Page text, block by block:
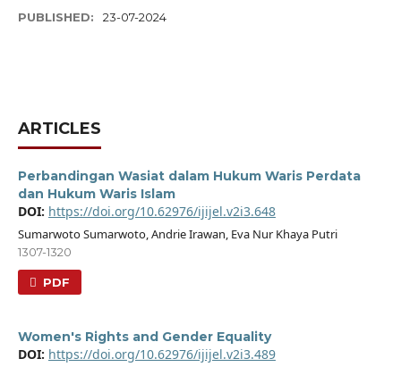
PUBLISHED: 23-07-2024
ARTICLES
Perbandingan Wasiat dalam Hukum Waris Perdata
dan Hukum Waris Islam
DOI: https://doi.org/10.62976/ijijel.v2i3.648
Sumarwoto Sumarwoto, Andrie Irawan, Eva Nur Khaya Putri
1307-1320
PDF
Women's Rights and Gender Equality
DOI: https://doi.org/10.62976/ijijel.v2i3.489